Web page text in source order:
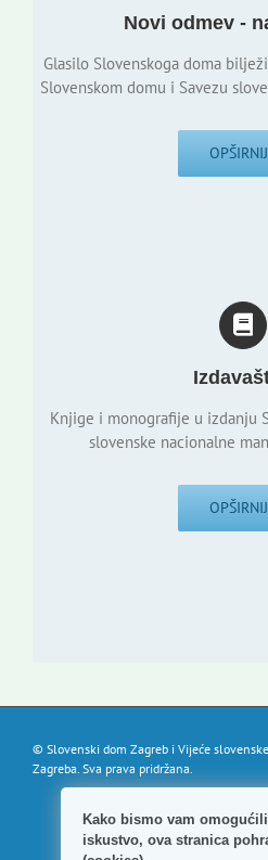
Novi odmev -
Glasilo Slovenskoga doma
Slovenskom domu i Savezu
Knjige i monografije u izdanju
slovenske nacionalne
© Slovenski dom Zagreb i Vijeće
Zagreba. Sva prava pridržana.
Kako bismo vam
iskustvo, ova stranica